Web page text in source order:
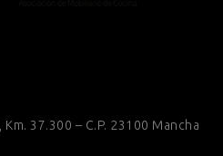
37.300 – C.P. 23100 Mancha